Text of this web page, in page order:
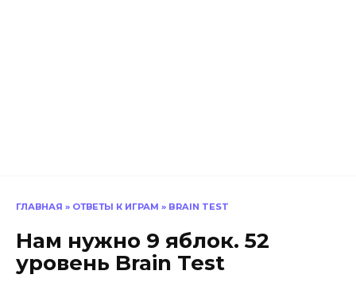
ГЛАВНАЯ » ОТВЕТЫ К ИГРАМ » BRAIN TEST
Нам нужно 9 яблок. 52
уровень Brain Test